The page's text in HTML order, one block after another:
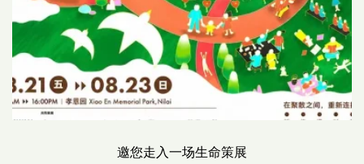
邀您走入一场生命策展